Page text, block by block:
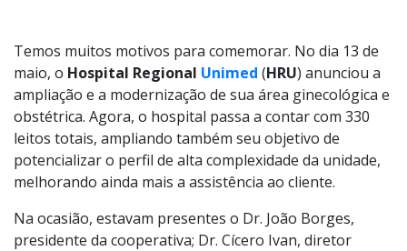
Temos muitos motivos para comemorar. No dia 13 de
maio, o Hospital Regional Unimed (HRU) anunciou a
ampliação e a modernização de sua área ginecológica e
obstétrica. Agora, o hospital passa a contar com 330
leitos totais, ampliando também seu objetivo de
potencializar o perfil de alta complexidade da unidade,
melhorando ainda mais a assistência ao cliente.
Na ocasião, estavam presentes o Dr. João Borges,
presidente da cooperativa; Dr. Cícero Ivan, diretor